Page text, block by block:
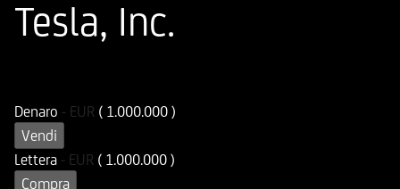
Tesla, Inc.
Denaro - EUR ( 1.000.000 )
Vendi
Lettera - EUR ( 1.000.000 )
Compra